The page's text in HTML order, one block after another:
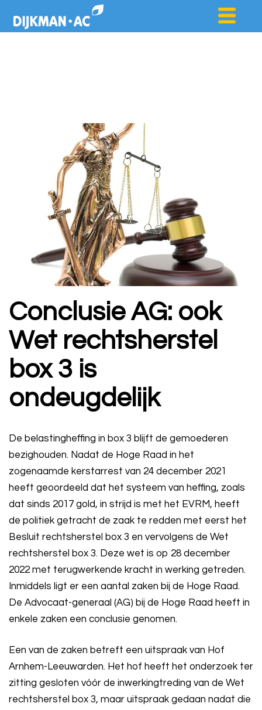
Conclusie AG: ook
Wet rechtsherstel
box 3 is
ondeugdelijk
De belastingheffing in box 3 blijft de gemoederen
bezighouden. Nadat de Hoge Raad in het
zogenaamde kerstarrest van 24 december 2021
heeft geoordeeld dat het systeem van heffing, zoals
dat sinds 2017 gold, in strijd is met het EVRM, heeft
de politiek getracht de zaak te redden met eerst het
Besluit rechtsherstel box 3 en vervolgens de Wet
rechtsherstel box 3. Deze wet is op 28 december
2022 met terugwerkende kracht in werking getreden.
Inmiddels ligt er een aantal zaken bij de Hoge Raad.
De Advocaat-generaal (AG) bij de Hoge Raad heeft in
enkele zaken een conclusie genomen.
Een van de zaken betreft een uitspraak van Hof
Arnhem-Leeuwarden. Het hof heeft het onderzoek ter
zitting gesloten vóór de inwerkingtreding van de Wet
rechtsherstel box 3, maar uitspraak gedaan nadat die